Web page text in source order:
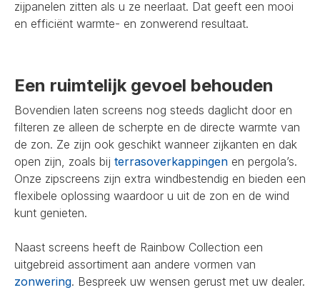
zijpanelen zitten als u ze neerlaat. Dat geeft een mooi
en efficiënt warmte- en zonwerend resultaat.
Een ruimtelijk gevoel behouden
Bovendien laten screens nog steeds daglicht door en
filteren ze alleen de scherpte en de directe warmte van
de zon. Ze zijn ook geschikt wanneer zijkanten en dak
open zijn, zoals bij terrasoverkappingen en pergola’s.
Onze zipscreens zijn extra windbestendig en bieden een
flexibele oplossing waardoor u uit de zon en de wind
kunt genieten.
Naast screens heeft de Rainbow Collection een
uitgebreid assortiment aan andere vormen van
zonwering. Bespreek uw wensen gerust met uw dealer.